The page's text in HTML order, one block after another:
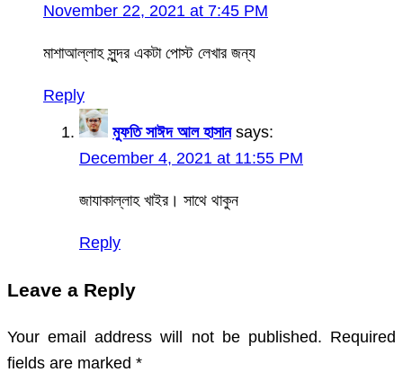
November 22, 2021 at 7:45 PM
মাশাআল্লাহ সুন্দর একটা পোস্ট লেখার জন্য
Reply
মুফতি সাঈদ আল হাসান says:
December 4, 2021 at 11:55 PM
জাযাকাল্লাহ খাইর। সাথে থাকুন
Reply
Leave a Reply
Your email address will not be published. Required
fields are marked *